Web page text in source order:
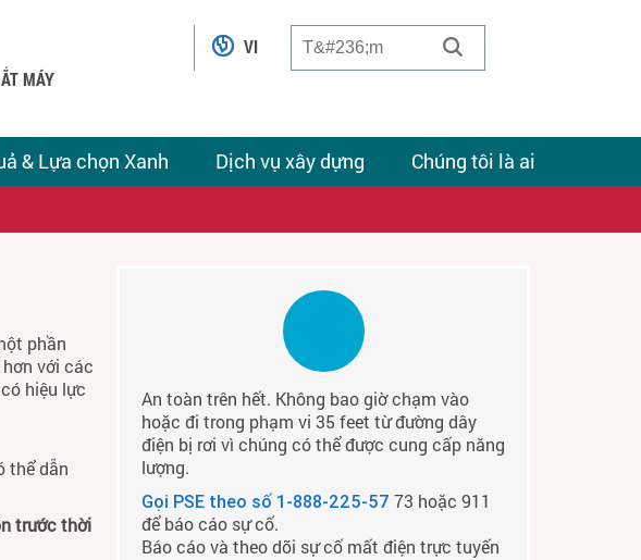
& Lựa chọn Xanh Dịch vụ xây dựng Chúng tôi là ai
MÁY
VI
phần
với các
hiệu lực
thể dẫn
trước thời
An toàn trên hết. Không bao giờ chạm vào
hoặc đi trong phạm vi 35 feet từ đường dây
điện bị rơi vì chúng có thể được cung cấp năng
lượng.
Gọi PSE theo số 1-888-225-57 73 hoặc 911
để báo cáo sự cố.
Báo cáo và theo dõi sự cố mất điện trực tuyến